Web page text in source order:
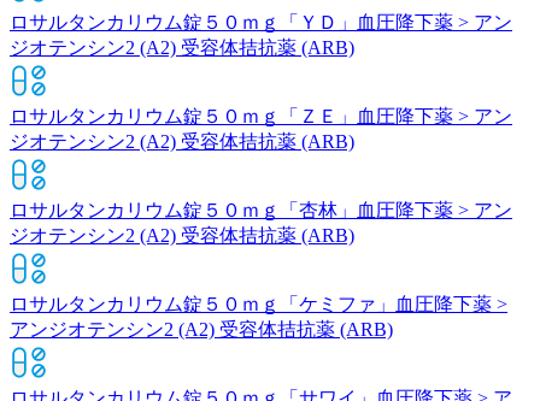
ロサルタンカリウム錠５０ｍｇ「ＹＤ」
血圧降下薬 > アン
ジオテンシン2 (A2) 受容体拮抗薬 (ARB)
ロサルタンカリウム錠５０ｍｇ「ＺＥ」
血圧降下薬 > アン
ジオテンシン2 (A2) 受容体拮抗薬 (ARB)
ロサルタンカリウム錠５０ｍｇ「杏林」
血圧降下薬 > アン
ジオテンシン2 (A2) 受容体拮抗薬 (ARB)
ロサルタンカリウム錠５０ｍｇ「ケミファ」
血圧降下薬 >
アンジオテンシン2 (A2) 受容体拮抗薬 (ARB)